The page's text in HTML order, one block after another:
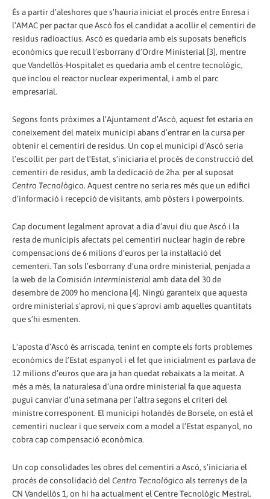
És a partir d’aleshores que s’hauria iniciat el procés entre Enresa i
l’AMAC per pactar que Ascó fos el candidat a acollir el cementiri de
residus radioactius. Ascó es quedaria amb els suposats beneficis
econòmics que recull l’esborrany d’Ordre Ministerial [3], mentre
que Vandellòs-Hospitalet es quedaria amb el centre tecnològic,
que inclou el reactor nuclear experimental, i amb el parc
empresarial.
Segons fonts pròximes a l’Ajuntament d’Ascó, aquest fet estaria en
coneixement del mateix municipi abans d’entrar en la cursa per
obtenir el cementiri de residus. Un cop el municipi d’Ascó seria
l’escollit per part de l’Estat, s’iniciaria el procés de construcció del
cementiri de residus, amb la dedicació de 2ha. per al suposat
Centro Tecnològico. Aquest centre no seria res més que un edifici
d’informació i recepció de visitants, amb pòsters i powerpoints.
Cap document legalment aprovat a dia d’avui diu que Ascó i la
resta de municipis afectats pel cementiri nuclear hagin de rebre
compensacions de 6 milions d’euros per la instal·lació del
cementeri. Tan sols l’esborrany d'una ordre ministerial, penjada a
la web de laComisión Interministerial amb data del 30 de
desembre de 2009 ho menciona [4]. Ningú garanteix que aquesta
ordre ministerial s’aprovi, ni que s’aprovi amb aquelles quantitats
que s’hi esmenten.
L’aposta d’Ascó és arriscada, tenint en compte els forts problemes
econòmics de l’Estat espanyol i el fet que inicialment es parlava de
12 milions d’euros que ara ja han quedat rebaixats a la meitat. A
més a més, la naturalesa d’una ordre ministerial fa que aquesta
pugui canviar d’una setmana per l’altra segons el criteri del
ministre corresponent. El municipi holandès de Borsele, on està el
cementiri nuclear i que serveix com a model a l’Estat espanyol, no
cobra cap compensació econòmica.
Un cop consolidades les obres del cementiri a Ascó, s’iniciaria el
procés de consolidació del Centro Tecnológico als terrenys de la
CN Vandellòs 1, on hi ha actualment el Centre Tecnològic Mestral.